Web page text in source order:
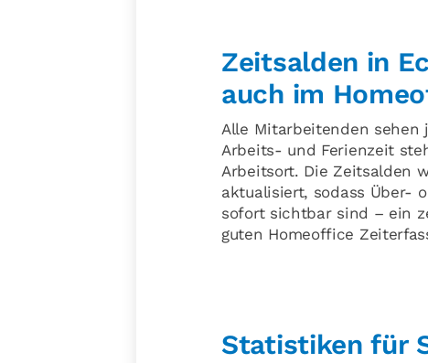
Zeitsalden in
auch im
Alle Mitarbeitenden sehen
Arbeits- und Ferienzeit
Arbeitsort. Die Zeitsalden
aktualisiert, sodass Über-
sofort sichtbar sind – ein
guten Homeoffice
Statistiken für